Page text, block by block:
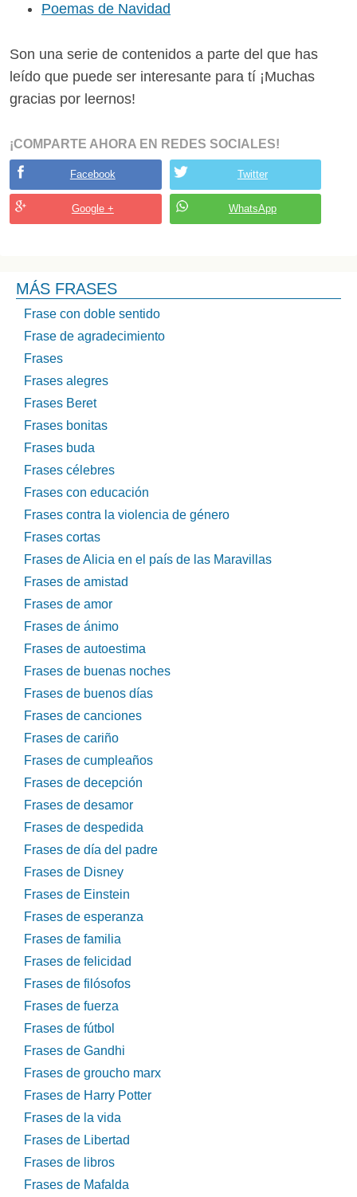
Poemas de Navidad
Son una serie de contenidos a parte del que has
leído que puede ser interesante para tí ¡Muchas
gracias por leernos!
¡COMPARTE AHORA EN REDES SOCIALES!
Facebook Twitter
Google + WhatsApp
MÁS FRASES
Frase con doble sentido
Frase de agradecimiento
Frases
Frases alegres
Frases Beret
Frases bonitas
Frases buda
Frases célebres
Frases con educación
Frases contra la violencia de género
Frases cortas
Frases de Alicia en el país de las Maravillas
Frases de amistad
Frases de amor
Frases de ánimo
Frases de autoestima
Frases de buenas noches
Frases de buenos días
Frases de canciones
Frases de cariño
Frases de cumpleaños
Frases de decepción
Frases de desamor
Frases de despedida
Frases de día del padre
Frases de Disney
Frases de Einstein
Frases de esperanza
Frases de familia
Frases de felicidad
Frases de filósofos
Frases de fuerza
Frases de fútbol
Frases de Gandhi
Frases de groucho marx
Frases de Harry Potter
Frases de la vida
Frases de Libertad
Frases de libros
Frases de Mafalda